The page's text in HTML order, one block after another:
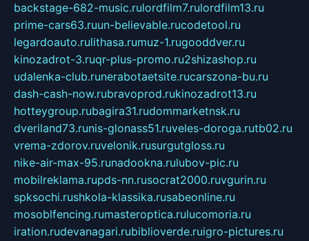
backstage-682-music.rulordfilm7.rulordfilm13.ru
prime-cars63.ruun-believable.rucodetool.ru
legardoauto.rulithasa.rumuz-1.rugooddver.ru
kinozadrot-3.ruqr-plus-promo.ru2shizashop.ru
udalenka-club.runerabotaetsite.rucarszona-bu.ru
dash-cash-now.rubravoprod.rukinozadrot13.ru
hotteygroup.rubagira31.rudommarketnsk.ru
dveriland73.runis-glonass51.ruveles-doroga.rutb02.ru
vrema-zdorov.ruvelonik.rusurgutgloss.ru
nike-air-max-95.runadookna.rulubov-pic.ru
mobilreklama.rupds-nn.rusocrat2000.ruvgurin.ru
spksochi.rushkola-klassika.rusabeonline.ru
mosoblfencing.rumasteroptica.rulucomoria.ru
iration.rudevanagari.rubiblioverde.ruigro-pictures.ru